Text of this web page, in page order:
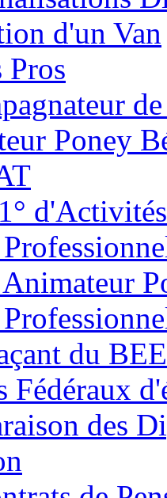
d'un Van
Poney
du
Fédéraux
des